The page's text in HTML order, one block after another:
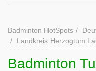
Badminton HotSpots
Landkreis Herzogtum
Badminton